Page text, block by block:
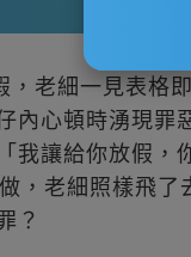
老細一見表格
內心頓時湧現罪
我讓給你放假，
老細照樣飛了
？